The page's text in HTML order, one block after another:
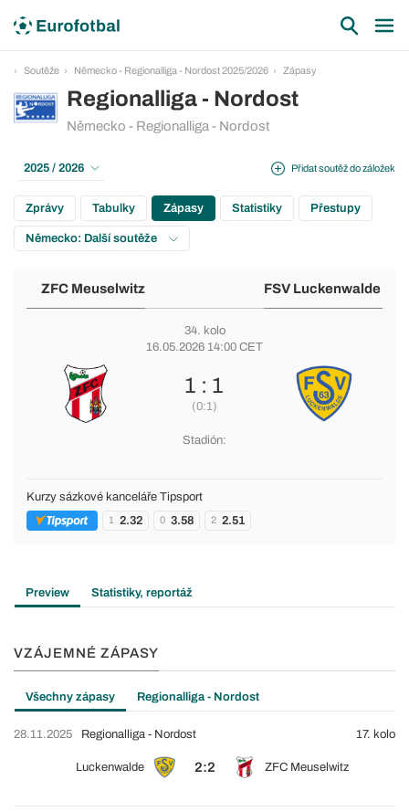
Soutěže Německo - Regionalliga - Nordost 2025/2026 Zápasy
Regionalliga - Nordost
Německo - Regionalliga - Nordost
Přidat soutěž do záložek
2025 / 2026
Zprávy Tabulky Zápasy Statistiky Přestupy
Německo: Další soutěže
ZFC Meuselwitz FSV Luckenwalde
34. kolo
16.05.2026 14:00 CET
1 : 1
(0:1)
Stadión:
Kurzy sázkové kanceláře Tipsport
1 2.32 0 3.58 2 2.51
Preview Statistiky, reportáž
VZÁJEMNÉ ZÁPASY
Všechny zápasy Regionalliga - Nordost
28.11.2025
Luckenwalde 2:2 ZFC Meuselwitz
Regionalliga - Nordost 17. kolo